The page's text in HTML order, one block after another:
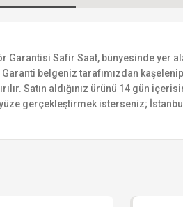
Garantisi Safir Saat, bünyesinde yer
belgeniz tarafımızdan
Satın aldığınız ürünü 14 gün
gerçekleştirmek isterseniz;